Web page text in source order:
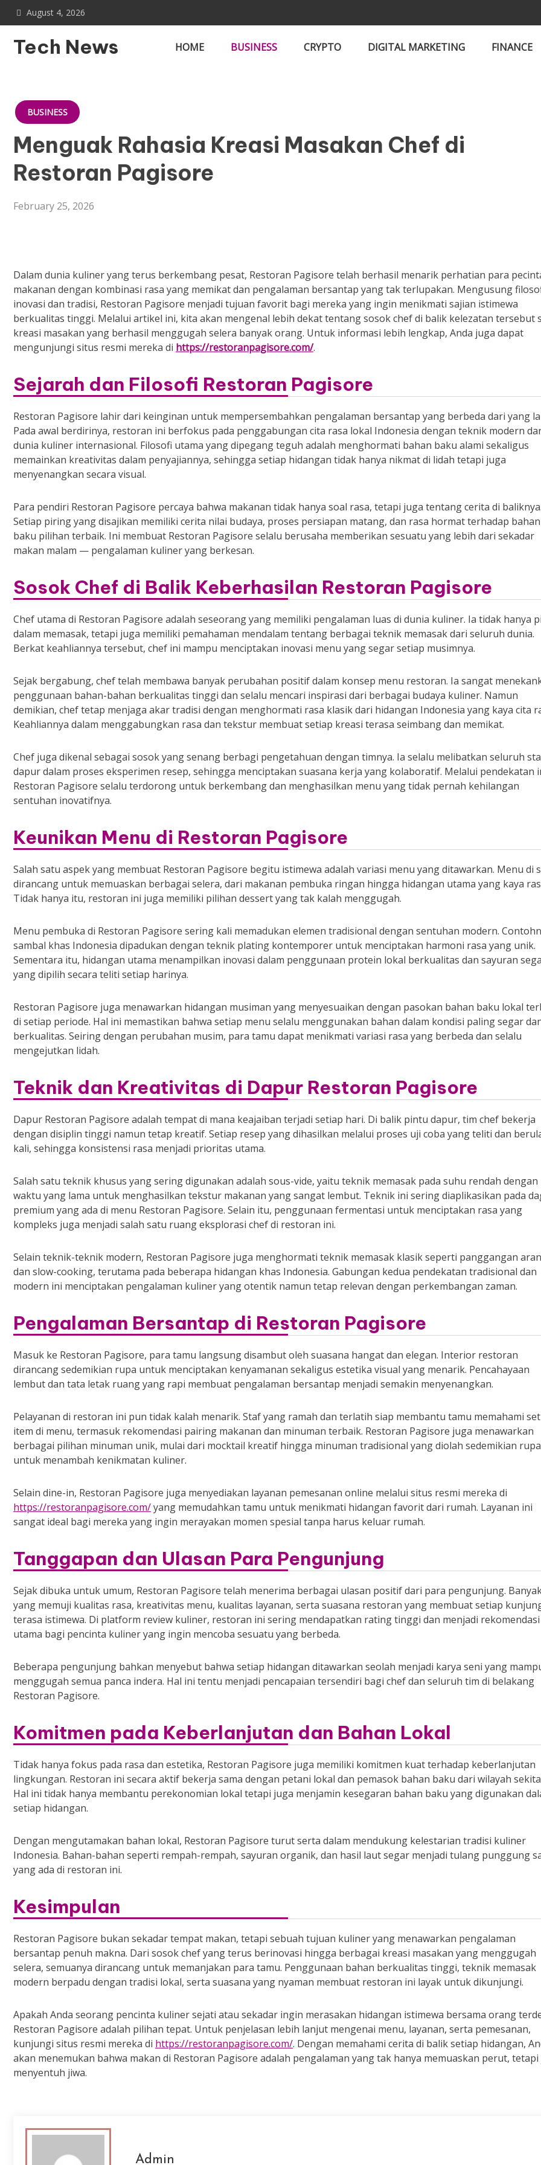
Skip
August 4, 2026
Tech News HOME BUSINESS CRYPTO DIGITAL MARKETING FINANCE
BUSINESS
Menguak Rahasia Kreasi Masakan Chef di
Restoran Pagisore
February 25, 2026
Dalam dunia kuliner yang terus berkembang pesat, Restoran Pagisore telah berhasil menarik perhatian para
makanan dengan kombinasi rasa yang memikat dan pengalaman bersantap yang tak terlupakan. Mengusung
inovasi dan tradisi, Restoran Pagisore menjadi tujuan favorit bagi mereka yang ingin menikmati sajian istimewa
berkualitas tinggi. Melalui artikel ini, kita akan mengenal lebih dekat tentang sosok chef di balik kelezatan tersebut
kreasi masakan yang berhasil menggugah selera banyak orang. Untuk informasi lebih lengkap, Anda juga dapat
mengunjungi situs resmi mereka di https://restoranpagisore.com/.
Sejarah dan Filosofi Restoran Pagisore
Restoran Pagisore lahir dari keinginan untuk mempersembahkan pengalaman bersantap yang berbeda dari yang
Pada awal berdirinya, restoran ini berfokus pada penggabungan cita rasa lokal Indonesia dengan teknik modern
dunia kuliner internasional. Filosofi utama yang dipegang teguh adalah menghormati bahan baku alami sekaligus
memainkan kreativitas dalam penyajiannya, sehingga setiap hidangan tidak hanya nikmat di lidah tetapi juga
menyenangkan secara visual.
Para pendiri Restoran Pagisore percaya bahwa makanan tidak hanya soal rasa, tetapi juga tentang cerita di baliknya.
Setiap piring yang disajikan memiliki cerita nilai budaya, proses persiapan matang, dan rasa hormat terhadap bahan
baku pilihan terbaik. Ini membuat Restoran Pagisore selalu berusaha memberikan sesuatu yang lebih dari sekadar
makan malam — pengalaman kuliner yang berkesan.
Sosok Chef di Balik Keberhasilan Restoran Pagisore
Chef utama di Restoran Pagisore adalah seseorang yang memiliki pengalaman luas di dunia kuliner. Ia tidak hanya
dalam memasak, tetapi juga memiliki pemahaman mendalam tentang berbagai teknik memasak dari seluruh dunia.
Berkat keahliannya tersebut, chef ini mampu menciptakan inovasi menu yang segar setiap musimnya.
Sejak bergabung, chef telah membawa banyak perubahan positif dalam konsep menu restoran. Ia sangat
penggunaan bahan-bahan berkualitas tinggi dan selalu mencari inspirasi dari berbagai budaya kuliner. Namun
demikian, chef tetap menjaga akar tradisi dengan menghormati rasa klasik dari hidangan Indonesia yang kaya cita
Keahliannya dalam menggabungkan rasa dan tekstur membuat setiap kreasi terasa seimbang dan memikat.
Chef juga dikenal sebagai sosok yang senang berbagi pengetahuan dengan timnya. Ia selalu melibatkan seluruh
dapur dalam proses eksperimen resep, sehingga menciptakan suasana kerja yang kolaboratif. Melalui pendekatan
Restoran Pagisore selalu terdorong untuk berkembang dan menghasilkan menu yang tidak pernah kehilangan
sentuhan inovatifnya.
Keunikan Menu di Restoran Pagisore
Salah satu aspek yang membuat Restoran Pagisore begitu istimewa adalah variasi menu yang ditawarkan. Menu di
dirancang untuk memuaskan berbagai selera, dari makanan pembuka ringan hingga hidangan utama yang kaya
Tidak hanya itu, restoran ini juga memiliki pilihan dessert yang tak kalah menggugah.
Menu pembuka di Restoran Pagisore sering kali memadukan elemen tradisional dengan sentuhan modern.
sambal khas Indonesia dipadukan dengan teknik plating kontemporer untuk menciptakan harmoni rasa yang unik.
Sementara itu, hidangan utama menampilkan inovasi dalam penggunaan protein lokal berkualitas dan sayuran
yang dipilih secara teliti setiap harinya.
Restoran Pagisore juga menawarkan hidangan musiman yang menyesuaikan dengan pasokan bahan baku lokal
di setiap periode. Hal ini memastikan bahwa setiap menu selalu menggunakan bahan dalam kondisi paling segar
berkualitas. Seiring dengan perubahan musim, para tamu dapat menikmati variasi rasa yang berbeda dan selalu
mengejutkan lidah.
Teknik dan Kreativitas di Dapur Restoran Pagisore
Dapur Restoran Pagisore adalah tempat di mana keajaiban terjadi setiap hari. Di balik pintu dapur, tim chef bekerja
dengan disiplin tinggi namun tetap kreatif. Setiap resep yang dihasilkan melalui proses uji coba yang teliti dan
kali, sehingga konsistensi rasa menjadi prioritas utama.
Salah satu teknik khusus yang sering digunakan adalah sous-vide, yaitu teknik memasak pada suhu rendah dengan
waktu yang lama untuk menghasilkan tekstur makanan yang sangat lembut. Teknik ini sering diaplikasikan pada
premium yang ada di menu Restoran Pagisore. Selain itu, penggunaan fermentasi untuk menciptakan rasa yang
kompleks juga menjadi salah satu ruang eksplorasi chef di restoran ini.
Selain teknik-teknik modern, Restoran Pagisore juga menghormati teknik memasak klasik seperti panggangan
dan slow-cooking, terutama pada beberapa hidangan khas Indonesia. Gabungan kedua pendekatan tradisional dan
modern ini menciptakan pengalaman kuliner yang otentik namun tetap relevan dengan perkembangan zaman.
Pengalaman Bersantap di Restoran Pagisore
Masuk ke Restoran Pagisore, para tamu langsung disambut oleh suasana hangat dan elegan. Interior restoran
dirancang sedemikian rupa untuk menciptakan kenyamanan sekaligus estetika visual yang menarik. Pencahayaan
lembut dan tata letak ruang yang rapi membuat pengalaman bersantap menjadi semakin menyenangkan.
Pelayanan di restoran ini pun tidak kalah menarik. Staf yang ramah dan terlatih siap membantu tamu memahami
item di menu, termasuk rekomendasi pairing makanan dan minuman terbaik. Restoran Pagisore juga menawarkan
berbagai pilihan minuman unik, mulai dari mocktail kreatif hingga minuman tradisional yang diolah sedemikian rupa
untuk menambah kenikmatan kuliner.
Selain dine-in, Restoran Pagisore juga menyediakan layanan pemesanan online melalui situs resmi mereka di
https://restoranpagisore.com/yang memudahkan tamu untuk menikmati hidangan favorit dari rumah. Layanan ini
sangat ideal bagi mereka yang ingin merayakan momen spesial tanpa harus keluar rumah.
Tanggapan dan Ulasan Para Pengunjung
Sejak dibuka untuk umum, Restoran Pagisore telah menerima berbagai ulasan positif dari para pengunjung.
yang memuji kualitas rasa, kreativitas menu, kualitas layanan, serta suasana restoran yang membuat setiap
terasa istimewa. Di platform review kuliner, restoran ini sering mendapatkan rating tinggi dan menjadi rekomendasi
utama bagi pencinta kuliner yang ingin mencoba sesuatu yang berbeda.
Beberapa pengunjung bahkan menyebut bahwa setiap hidangan ditawarkan seolah menjadi karya seni yang
menggugah semua panca indera. Hal ini tentu menjadi pencapaian tersendiri bagi chef dan seluruh tim di belakang
Restoran Pagisore.
Komitmen pada Keberlanjutan dan Bahan Lokal
Tidak hanya fokus pada rasa dan estetika, Restoran Pagisore juga memiliki komitmen kuat terhadap keberlanjutan
lingkungan. Restoran ini secara aktif bekerja sama dengan petani lokal dan pemasok bahan baku dari wilayah
Hal ini tidak hanya membantu perekonomian lokal tetapi juga menjamin kesegaran bahan baku yang digunakan
setiap hidangan.
Dengan mengutamakan bahan lokal, Restoran Pagisore turut serta dalam mendukung kelestarian tradisi kuliner
Indonesia. Bahan-bahan seperti rempah-rempah, sayuran organik, dan hasil laut segar menjadi tulang punggung
yang ada di restoran ini.
Kesimpulan
Restoran Pagisore bukan sekadar tempat makan, tetapi sebuah tujuan kuliner yang menawarkan pengalaman
bersantap penuh makna. Dari sosok chef yang terus berinovasi hingga berbagai kreasi masakan yang menggugah
selera, semuanya dirancang untuk memanjakan para tamu. Penggunaan bahan berkualitas tinggi, teknik memasak
modern berpadu dengan tradisi lokal, serta suasana yang nyaman membuat restoran ini layak untuk dikunjungi.
Apakah Anda seorang pencinta kuliner sejati atau sekadar ingin merasakan hidangan istimewa bersama orang
Restoran Pagisore adalah pilihan tepat. Untuk penjelasan lebih lanjut mengenai menu, layanan, serta pemesanan,
kunjungi situs resmi mereka di https://restoranpagisore.com/. Dengan memahami cerita di balik setiap hidangan,
akan menemukan bahwa makan di Restoran Pagisore adalah pengalaman yang tak hanya memuaskan perut, tetapi
menyentuh jiwa.
Admin